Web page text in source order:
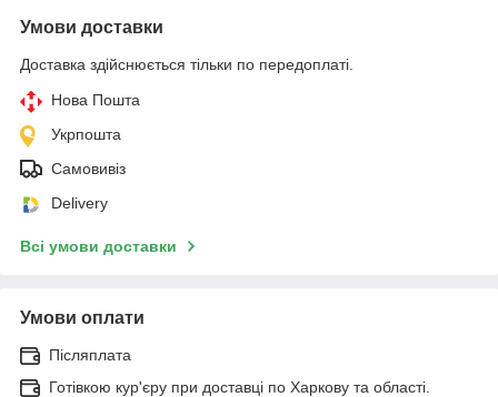
Умови доставки
Доставка здійснюється тільки по передоплаті.
Нова Пошта
Укрпошта
Самовивіз
Delivery
Всі умови доставки
Умови оплати
Післяплата
Готівкою кур'єру при доставці по Харкову та області.